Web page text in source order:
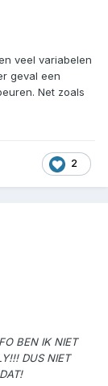
veel variabelen
geval een
Net zoals
2
BEN IK NIET
DUS NIET